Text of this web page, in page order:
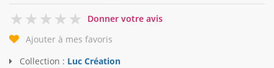
0
Donner votre avis
Ajouter à mes favoris
Collection : Luc Création